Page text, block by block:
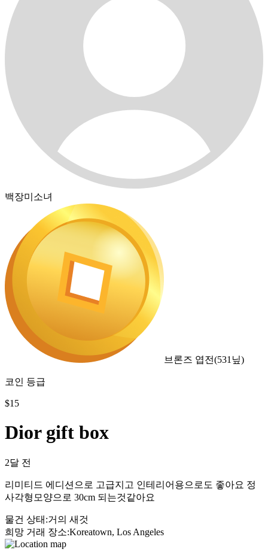
백장미소녀
브론즈 엽전(531 닢)
코인 등급
$15
Dior gift box
2달 전
리미티드 에디션으로 고급지고 인테리어용으로도 좋아요 정
사각형모양으로 30cm 되는것같아요
물건 상태 :거의 새것
희망 거래 장소:Koreatown, Los Angeles